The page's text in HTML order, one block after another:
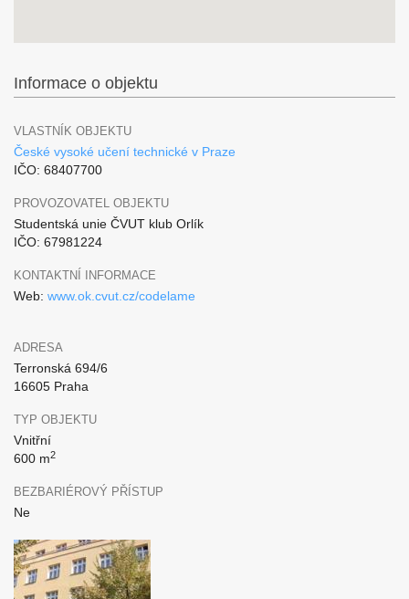
Informace o objektu
VLASTNÍK OBJEKTU
České vysoké učení technické v Praze
IČO: 68407700
PROVOZOVATEL OBJEKTU
Studentská unie ČVUT klub Orlík
IČO: 67981224
KONTAKTNÍ INFORMACE
Web: www.ok.cvut.cz/codelame
ADRESA
Terronská 694/6
16605 Praha
TYP OBJEKTU
Vnitřní
600 m2
BEZBARIÉROVÝ PŘÍSTUP
Ne